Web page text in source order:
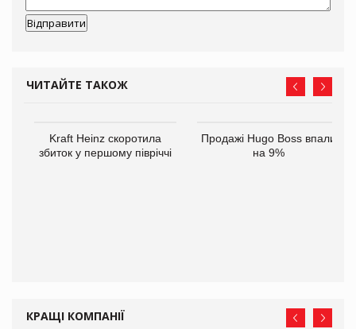
ЧИТАЙТЕ ТАКОЖ
Kraft Heinz скоротила
збиток у першому півріччі
Продажі Hugo Boss впали
на 9%
КРАЩІ КОМПАНІЇ